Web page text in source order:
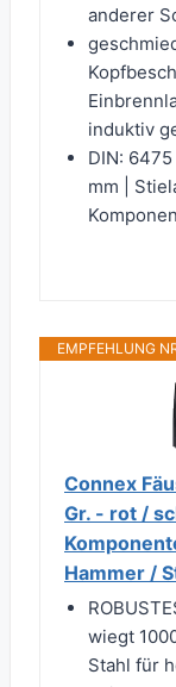
anderer
induktiv
DIN:
mm |
EMPFEHLUNG
Connex
Gr. - rot /
Hammer /
wiegt
Stahl für